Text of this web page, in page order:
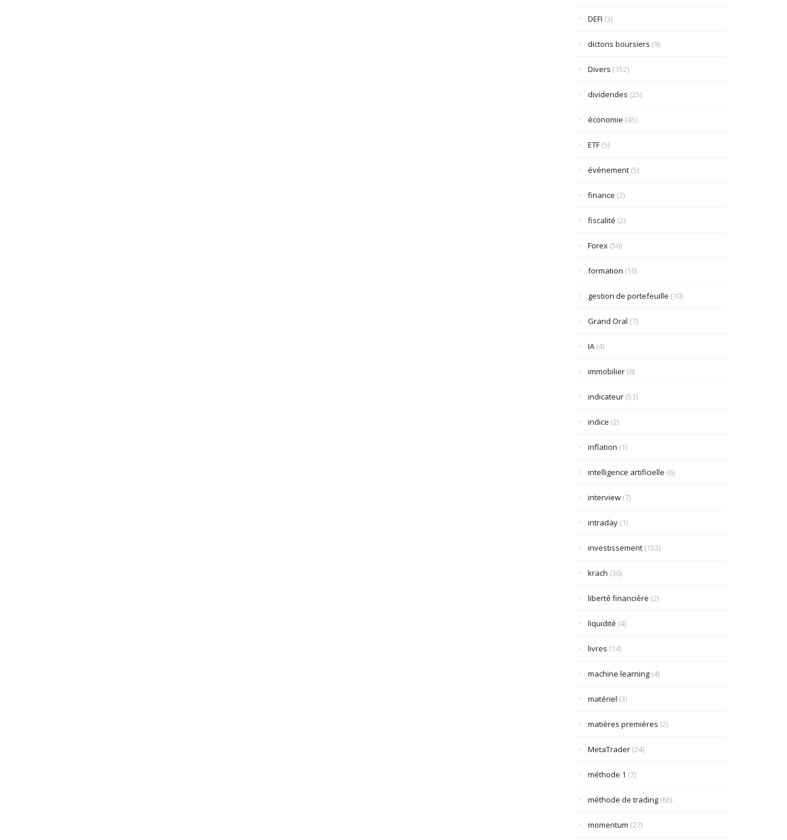
DEFI (3)
dictons boursiers (9)
Divers (152)
dividendes (25)
économie (45)
ETF(5)
événement(5)
finance (2)
fiscalité (2)
Forex(56)
formation (10)
gestion de portefeuille (10)
Grand Oral (7)
IA(4)
immobilier(8)
indicateur(51)
indice (2)
inflation (1)
intelligence artificielle (6)
interview(7)
intraday(1)
investissement(153)
krach (30)
liberté financière (2)
liquidité (4)
livres (14)
machine learning(4)
matériel (3)
matières premières (2)
MetaTrader(24)
méthode 1 (7)
méthode de trading(66)
momentum (27)